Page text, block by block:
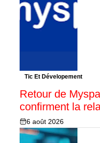
Tic Et Dévelopement
Retour de
confirment la
6 août 2026